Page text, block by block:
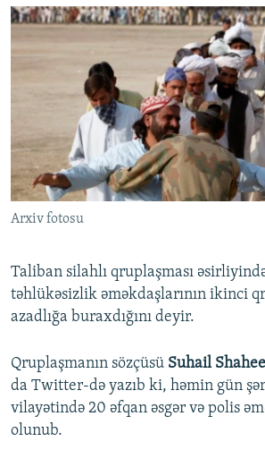
ARAŞDIRMA
MULTIMEDIA
FOTOQALEREYA
İNFOQRAFIKA
KARIKATURA
RADIO ARXIV
AZƏRBAYCAN ƏDƏBIYYATI KITABXANASI
İSLAM VƏ DEMOKRATIYA
HAQQIMIZDA
MISSIYAMIZ
PEŞƏ ETIKASI VƏ JURNALISTIKA
BIZIMLƏ ƏLAQƏ
XƏBƏR BÜLLETENLƏRIMIZ
BIZI IZLƏ
Arxiv fotosu
Taliban silahlı qruplaşması
təhlükəsizlik əməkdaşlarının ikinci
azadlığa buraxdığını deyir.
Qruplaşmanın sözçüsü Suhail
da Twitter-də yazıb ki, həmin gün
vilayətində 20 əfqan əsgər və polis
olunub.